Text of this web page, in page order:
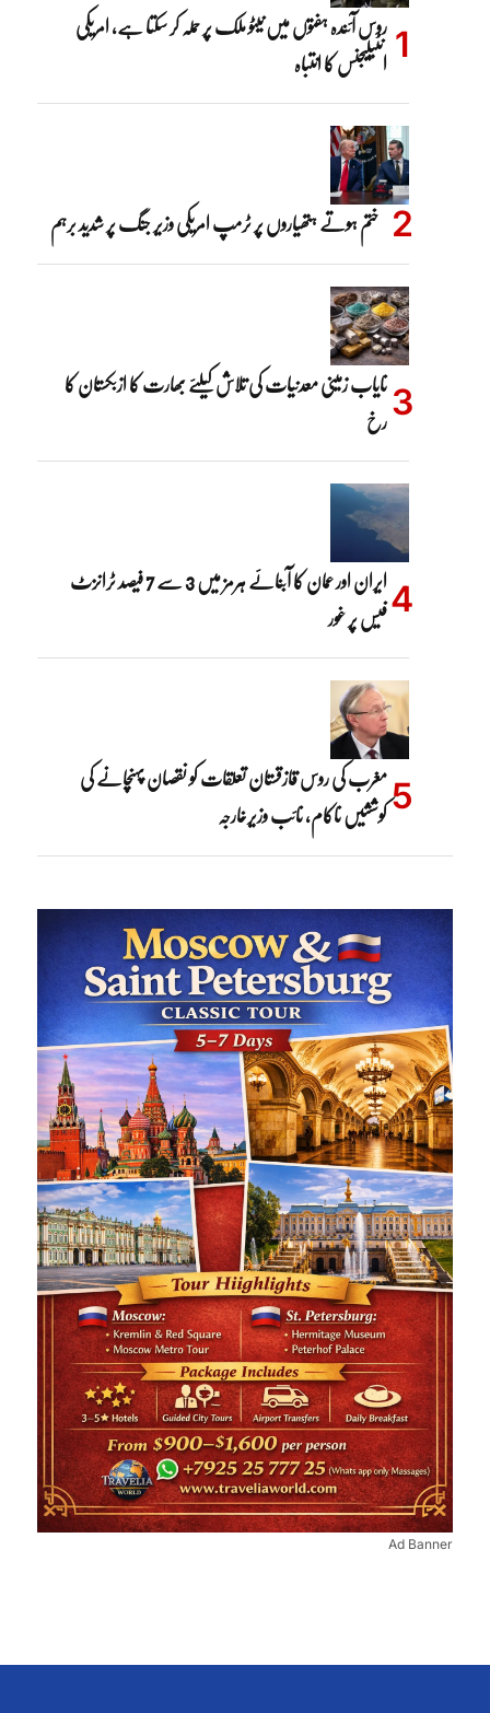
روس آئندہ ہفتوں میں نیٹو ملک پر حملہ کر سکتا ہے، امریکی
انٹیلیجنس کا انتباہ
ختم ہوتے ہتھیاروں پر ٹرمپ امریکی وزیر جنگ پر شدید برہم
نایاب زمینی معدنیات کی تلاش کیلئے بھارت کا ازبکستان کا
رخ
ایران اور عمان کا آبنائے ہرمز میں 3 سے 7 فیصد ٹرانزٹ
فیس پر غور
مغرب کی روس قازقستان تعلقات کو نقصان پہنچانے کی
کوششیں ناکام، نائب وزیرخارجہ
Ad Banner